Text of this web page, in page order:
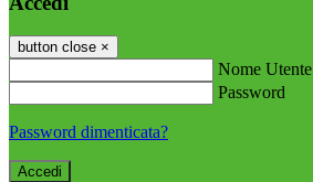
button close ×
Nome Utente
Password
Password dimenticata?